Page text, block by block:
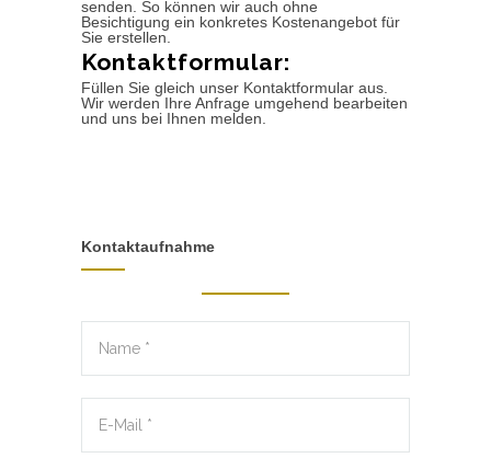
senden. So können wir auch ohne
Besichtigung ein konkretes Kostenangebot für
Sie erstellen.
Kontaktformular:
Füllen Sie gleich unser Kontaktformular aus.
Wir werden Ihre Anfrage umgehend bearbeiten
und uns bei Ihnen melden.
Kontaktaufnahme